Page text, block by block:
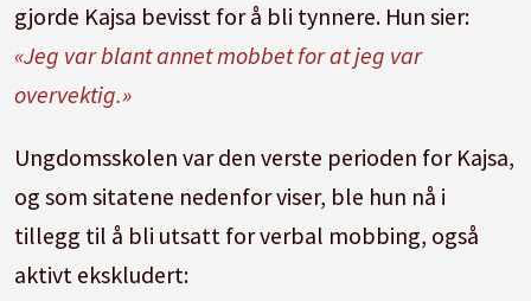
gjorde Kajsa bevisst for å bli tynnere. Hun sier:
«Jeg var blant annet mobbet for at jeg var
overvektig.»
Ungdomsskolen var den verste perioden for Kajsa,
og som sitatene nedenfor viser, ble hun nå i
tillegg til å bli utsatt for verbal mobbing, også
aktivt ekskludert: